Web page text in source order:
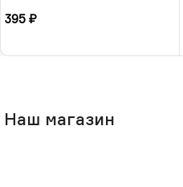
395 ₽
Наш магазин